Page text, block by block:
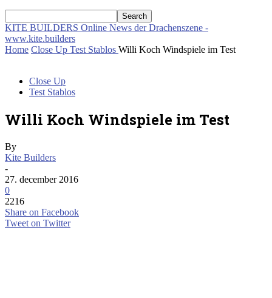
KITE BUILDERS Online News der Drachenszene -
www.kite.builders
Home Close Up Test Stablos Willi Koch Windspiele im Test
Close Up
Test Stablos
Willi Koch Windspiele im Test
By
Kite Builders
-
27. december 2016
0
2216
Share on Facebook
Tweet on Twitter